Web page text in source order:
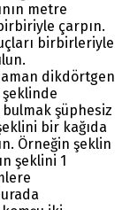
metre
çarpın.
birbirleriyle
dikdörtgen
şüphesiz
bir kağıda
Örneğin şeklin
şeklini 1